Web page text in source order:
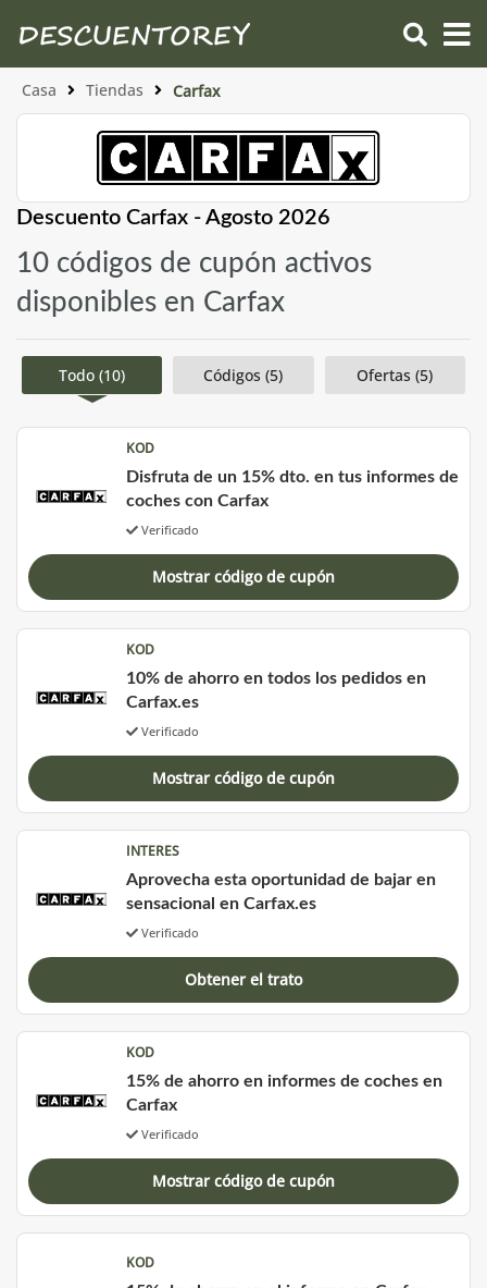
Casa Tiendas Carfax
Descuento Carfax - Agosto 2026
10 códigos de cupón activos
disponibles en Carfax
Todo (10) Códigos (5) Ofertas (5)
KOD
Disfruta de un 15% dto. en tus informes de
coches con Carfax
Verificado
Mostrar código de cupón
KOD
10% de ahorro en todos los pedidos en
Carfax.es
Verificado
Mostrar código de cupón
INTERES
Aprovecha esta oportunidad de bajar en
sensacional en Carfax.es
Verificado
Obtener el trato
KOD
15% de ahorro en informes de coches en
Carfax
Verificado
Mostrar código de cupón
KOD